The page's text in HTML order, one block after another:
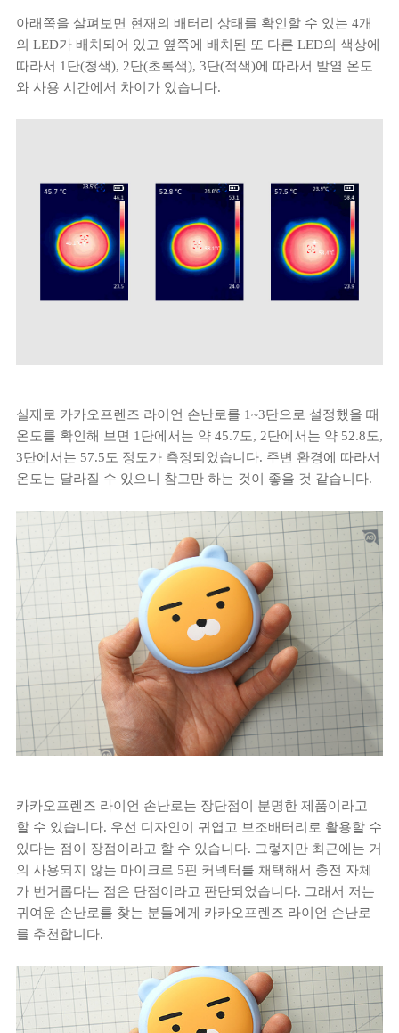
아래쪽을 살펴보면 현재의 배터리 상태를 확인할 수 있는 4개
의 LED가 배치되어 있고 옆쪽에 배치된 또 다른 LED의 색상에
따라서 1단(청색), 2단(초록색), 3단(적색)에 따라서 발열 온도
와 사용 시간에서 차이가 있습니다.
실제로 카카오프렌즈 라이언 손난로를 1~3단으로 설정했을 때
온도를 확인해 보면 1단에서는 약 45.7도, 2단에서는 약 52.8도,
3단에서는 57.5도 정도가 측정되었습니다. 주변 환경에 따라서
온도는 달라질 수 있으니 참고만 하는 것이 좋을 것 같습니다.
카카오프렌즈 라이언 손난로는 장단점이 분명한 제품이라고
할 수 있습니다. 우선 디자인이 귀엽고 보조배터리로 활용할 수
있다는 점이 장점이라고 할 수 있습니다. 그렇지만 최근에는 거
의 사용되지 않는 마이크로 5핀 커넥터를 채택해서 충전 자체
가 번거롭다는 점은 단점이라고 판단되었습니다. 그래서 저는
귀여운 손난로를 찾는 분들에게 카카오프렌즈 라이언 손난로
를 추천합니다.